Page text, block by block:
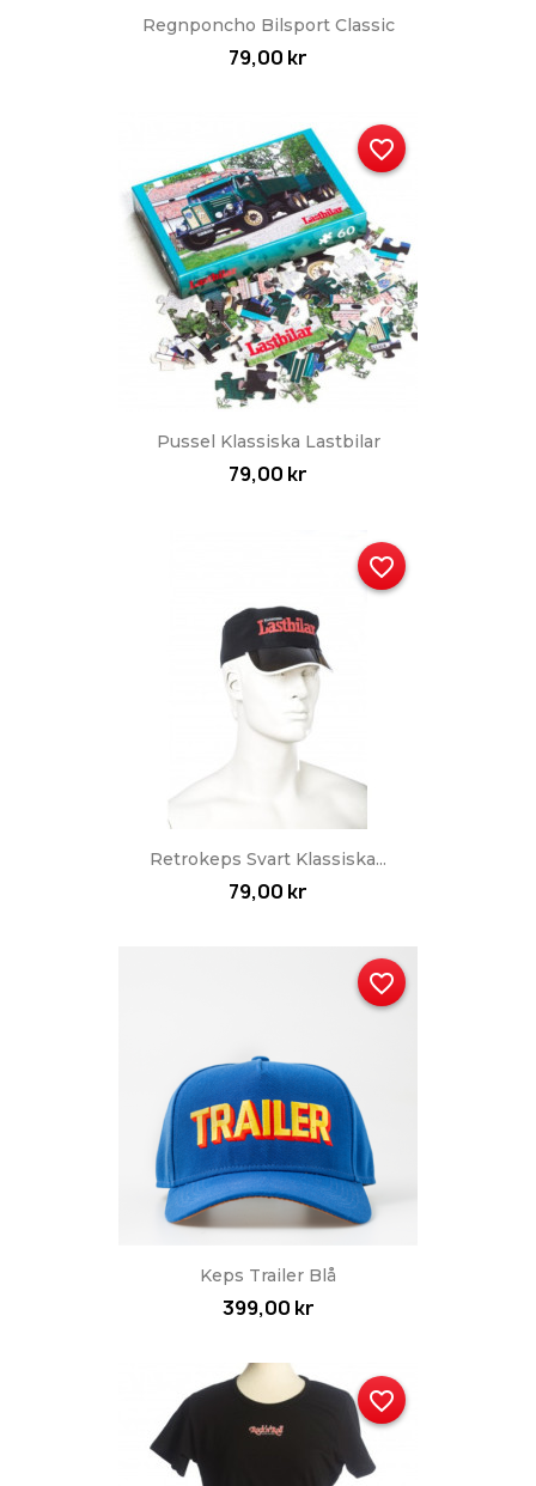
Regnponcho Bilsport Classic
79,00 kr
Pussel Klassiska Lastbilar
79,00 kr
favorite_border
Retrokeps Svart Klassiska...
79,00 kr
favorite_border
Keps Trailer Blå
399,00 kr
favorite_border
favorite_border